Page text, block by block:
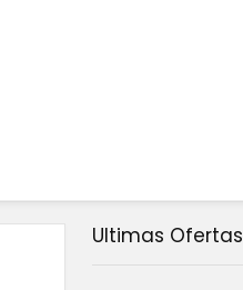
Ultimas Ofertas